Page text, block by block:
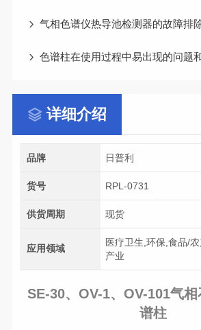
气相色谱仪热导池检测器的故障排
色谱柱在使用过程中易出现的问题
详细介绍
品牌 日普利
货号 RPL-0731
供货周期 现货
应用领域
医疗卫生,环保,食品/
产业
SE-30、OV-1、OV-101气
谱柱